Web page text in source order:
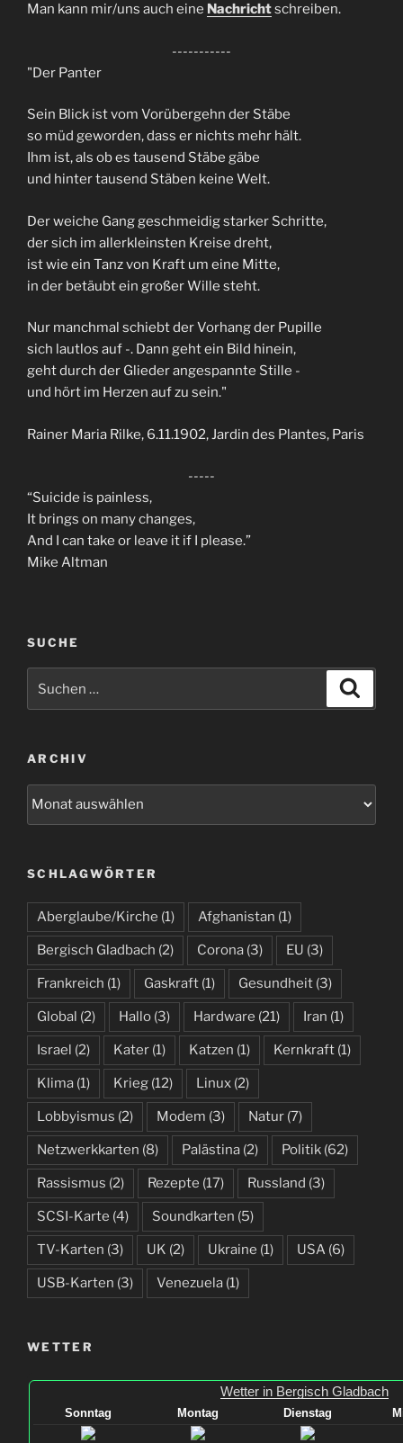
Man kann mir/uns auch eine Nachrichtschreiben.
-----------
"Der Panter
Sein Blick ist vom Vorübergehn der Stäbe
so müd geworden, dass er nichts mehr hält.
Ihm ist, als ob es tausend Stäbe gäbe
und hinter tausend Stäben keine Welt.
Der weiche Gang geschmeidig starker Schritte,
der sich im allerkleinsten Kreise dreht,
ist wie ein Tanz von Kraft um eine Mitte,
in der betäubt ein großer Wille steht.
Nur manchmal schiebt der Vorhang der Pupille
sich lautlos auf -. Dann geht ein Bild hinein,
geht durch der Glieder angespannte Stille -
und hört im Herzen auf zu sein."
Rainer Maria Rilke, 6.11.1902, Jardin des Plantes, Paris
-----
“Suicide is painless,
It brings on many changes,
And I can take or leave it if I please.”
Mike Altman
SUCHE
ARCHIV
SCHLAGWÖRTER
Aberglaube/Kirche (1) Afghanistan (1)
Bergisch Gladbach (2) Corona (3) EU (3)
Frankreich (1) Gaskraft (1) Gesundheit (3)
Global (2) Hallo (3) Hardware (21) Iran (1)
Israel (2) Kater (1) Katzen (1) Kernkraft (1)
Klima (1) Krieg (12) Linux (2)
Lobbyismus (2) Modem (3) Natur (7)
Netzwerkkarten (8) Palästina (2) Politik (62)
Rassismus (2) Rezepte (17) Russland (3)
SCSI-Karte (4) Soundkarten (5)
TV-Karten (3) UK (2) Ukraine (1) USA (6)
USB-Karten (3) Venezuela (1)
WETTER
Wetter in Bergisch Gladbach
Sonntag Montag Dienstag